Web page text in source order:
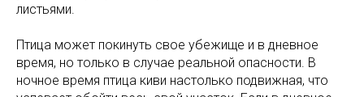
листьями.
Птица может покинуть свое убежище и в дневное
время, но только в случае реальной опасности. В
ночное время птица киви настолько подвижная, что